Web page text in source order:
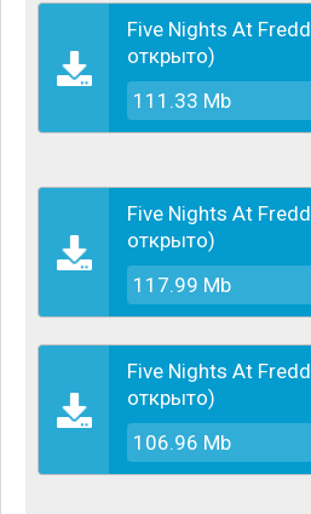
Вам предстоит побывать в
охранника кафе-пиццерии.
наполнено посетителями,
мониторы, наблюдая за
Фредди, курица Чика,
аниматоры, которые днем
маленьких посетителей
приходом сумерек, когда
полный мрак, эти
одержимыми темной силой,
становится чрезвычайно
охранника - единственное
однако, они могут
Five Nights At
открыто)
111.33 Mb
Five Nights At
открыто)
117.99 Mb
Five Nights At
открыто)
106.96 Mb